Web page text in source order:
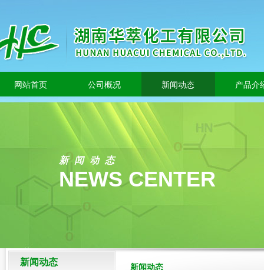
网站首页 公司概况 新闻动态 产品介
新闻动态
NEWS CENTER
新闻动态 新闻动态